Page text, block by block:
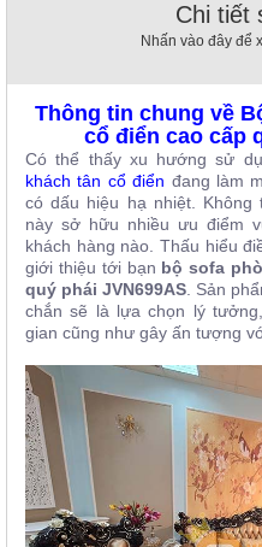
Chi tiết
Nhấn vào đây để
Thông tin chung về
cổ điển cao cấp
Có thể thấy xu hướng sử
khách tân cổ điển đang làm
có dấu hiệu hạ nhiệt. Không
này sở hữu nhiều ưu điểm
khách hàng nào. Thấu hiểu
giới thiệu tới bạn bộ sofa
quý phái JVN699AS . Sản
chắn sẽ là lựa chọn lý
gian cũng như gây ấn tượng